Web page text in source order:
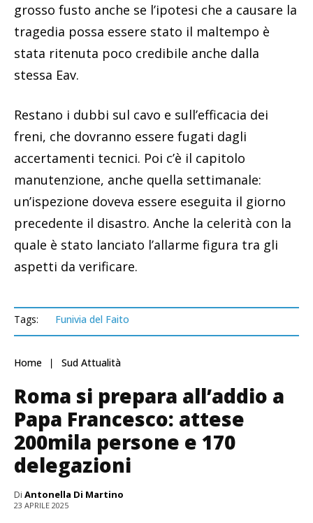
grosso fusto anche se l’ipotesi che a causare la
tragedia possa essere stato il maltempo è
stata ritenuta poco credibile anche dalla
stessa Eav.
Restano i dubbi sul cavo e sull’efficacia dei
freni, che dovranno essere fugati dagli
accertamenti tecnici. Poi c’è il capitolo
manutenzione, anche quella settimanale:
un’ispezione doveva essere eseguita il giorno
precedente il disastro. Anche la celerità con la
quale è stato lanciato l’allarme figura tra gli
aspetti da verificare.
Tags: Funivia del Faito
Home Sud Attualità
Roma si prepara all’addio a
Papa Francesco: attese
200mila persone e 170
delegazioni
Di Antonella Di Martino
23 APRILE 2025